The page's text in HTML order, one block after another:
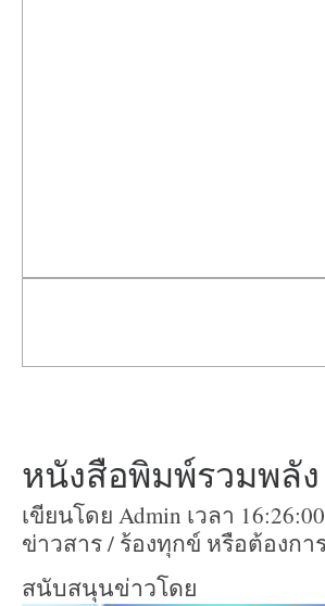
หนังสือพิมพ์รวมพลั
เขียนโดย Admin เวลา
ข่าวสาร / ร้องทุกข์ หรือต้อง
สนับสนุนข่าวโดย